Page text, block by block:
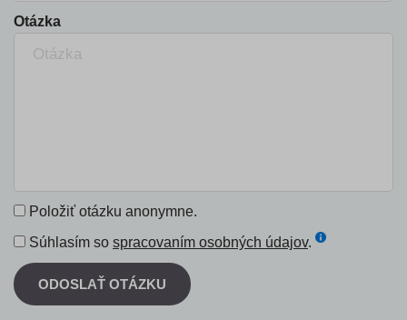
Otázka
Položiť otázku anonymne.
Súhlasím so spracovaním osobných údajov.
ODOSLAŤ OTÁZKU